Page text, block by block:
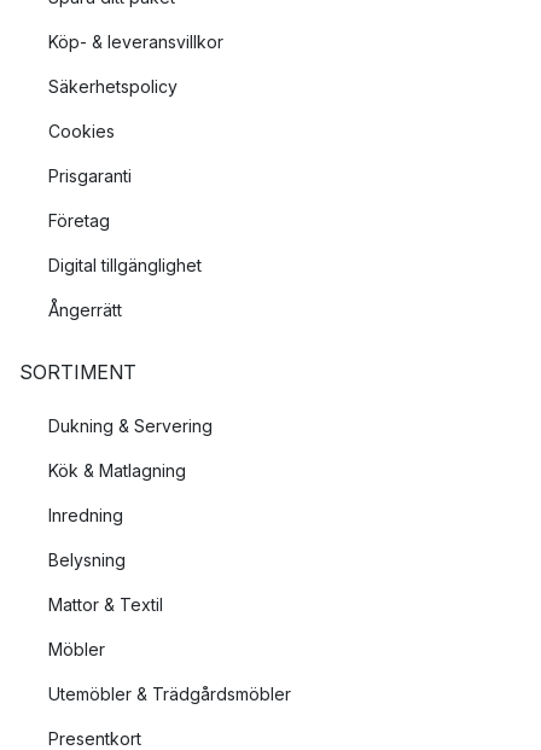
Köp- & leveransvillkor
Säkerhetspolicy
Cookies
Prisgaranti
Företag
Digital tillgänglighet
Ångerrätt
SORTIMENT
Dukning & Servering
Kök & Matlagning
Inredning
Belysning
Mattor & Textil
Möbler
Utemöbler & Trädgårdsmöbler
Presentkort